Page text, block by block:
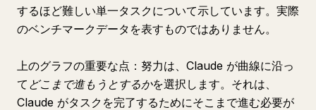
するほど難しい単一タスクについて示しています。実際
のベンチマークデータを表すものではありません。
上のグラフの重要な点：努力は、Claude が曲線に沿っ
て どこまで進もうとするかを選択します。それは、
Claude がタスクを完了するためにそこまで進む必要が